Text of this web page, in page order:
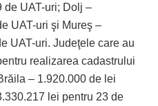
de UAT-uri; Dolj –
UAT-uri şi Mureş –
UAT-uri. Judeţele care au
realizarea cadastrului
– 1.920.000 de lei
lei pentru 23 de